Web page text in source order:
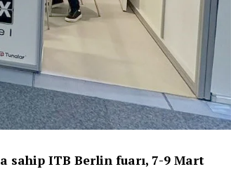
sahip ITB Berlin fuarı, 7-9 Mart